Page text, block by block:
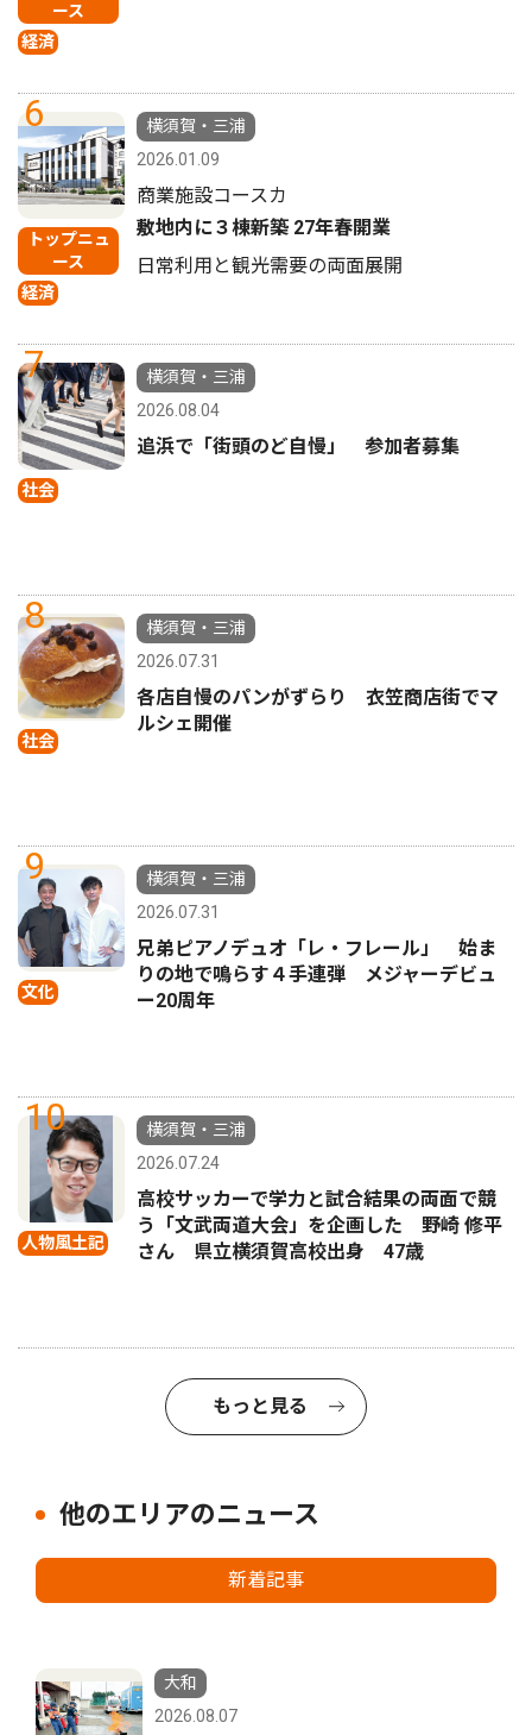
ース
経済
6
トップニュ
ース
経済
横須賀・三浦
2026.01.09
商業施設コースカ
敷地内に３棟新築 27年春開業
日常利用と観光需要の両面展開
7
社会
横須賀・三浦
2026.08.04
追浜で「街頭のど自慢」 参加者募集
8
社会
横須賀・三浦
2026.07.31
各店自慢のパンがずらり 衣笠商店街でマ
ルシェ開催
9
文化
横須賀・三浦
2026.07.31
兄弟ピアノデュオ「レ・フレール」 始ま
りの地で鳴らす４手連弾 メジャーデビュ
ー20周年
10
人物風土記
横須賀・三浦
2026.07.24
高校サッカーで学力と試合結果の両面で競
う「文武両道大会」を企画した 野崎 修平
さん 県立横須賀高校出身 47歳
もっと見る
他のエリアのニュース
新着記事
大和
2026.08.07